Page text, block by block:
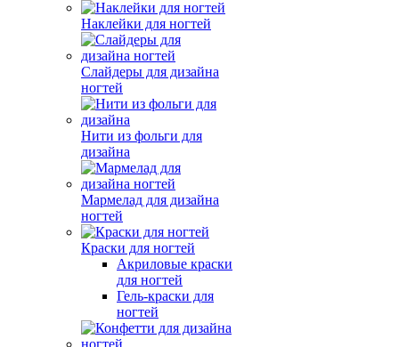
Наклейки для ногтей
Слайдеры для дизайна
ногтей
Нити из фольги для
дизайна
Мармелад для дизайна
ногтей
Краски для ногтей
Акриловые краски
для ногтей
Гель-краски для
ногтей